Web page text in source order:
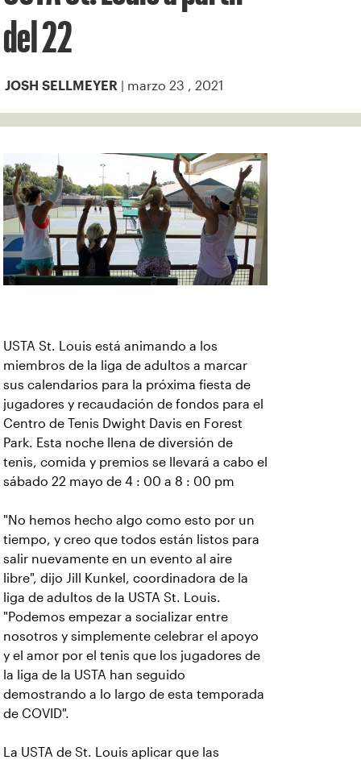
del 22
JOSH SELLMEYER | marzo 23 , 2021
USTA St. Louis está animando a los
miembros de la liga de adultos a marcar
sus calendarios para la próxima fiesta de
jugadores y recaudación de fondos para el
Centro de Tenis Dwight Davis en Forest
Park. Esta noche llena de diversión de
tenis, comida y premios se llevará a cabo el
sábado 22 mayo de 4 : 00 a 8 : 00 pm
"No hemos hecho algo como esto por un
tiempo, y creo que todos están listos para
salir nuevamente en un evento al aire
libre", dijo Jill Kunkel, coordinadora de la
liga de adultos de la USTA St. Louis.
"Podemos empezar a socializar entre
nosotros y simplemente celebrar el apoyo
y el amor por el tenis que los jugadores de
la liga de la USTA han seguido
demostrando a lo largo de esta temporada
de COVID".
La USTA de St. Louis aplicar que las